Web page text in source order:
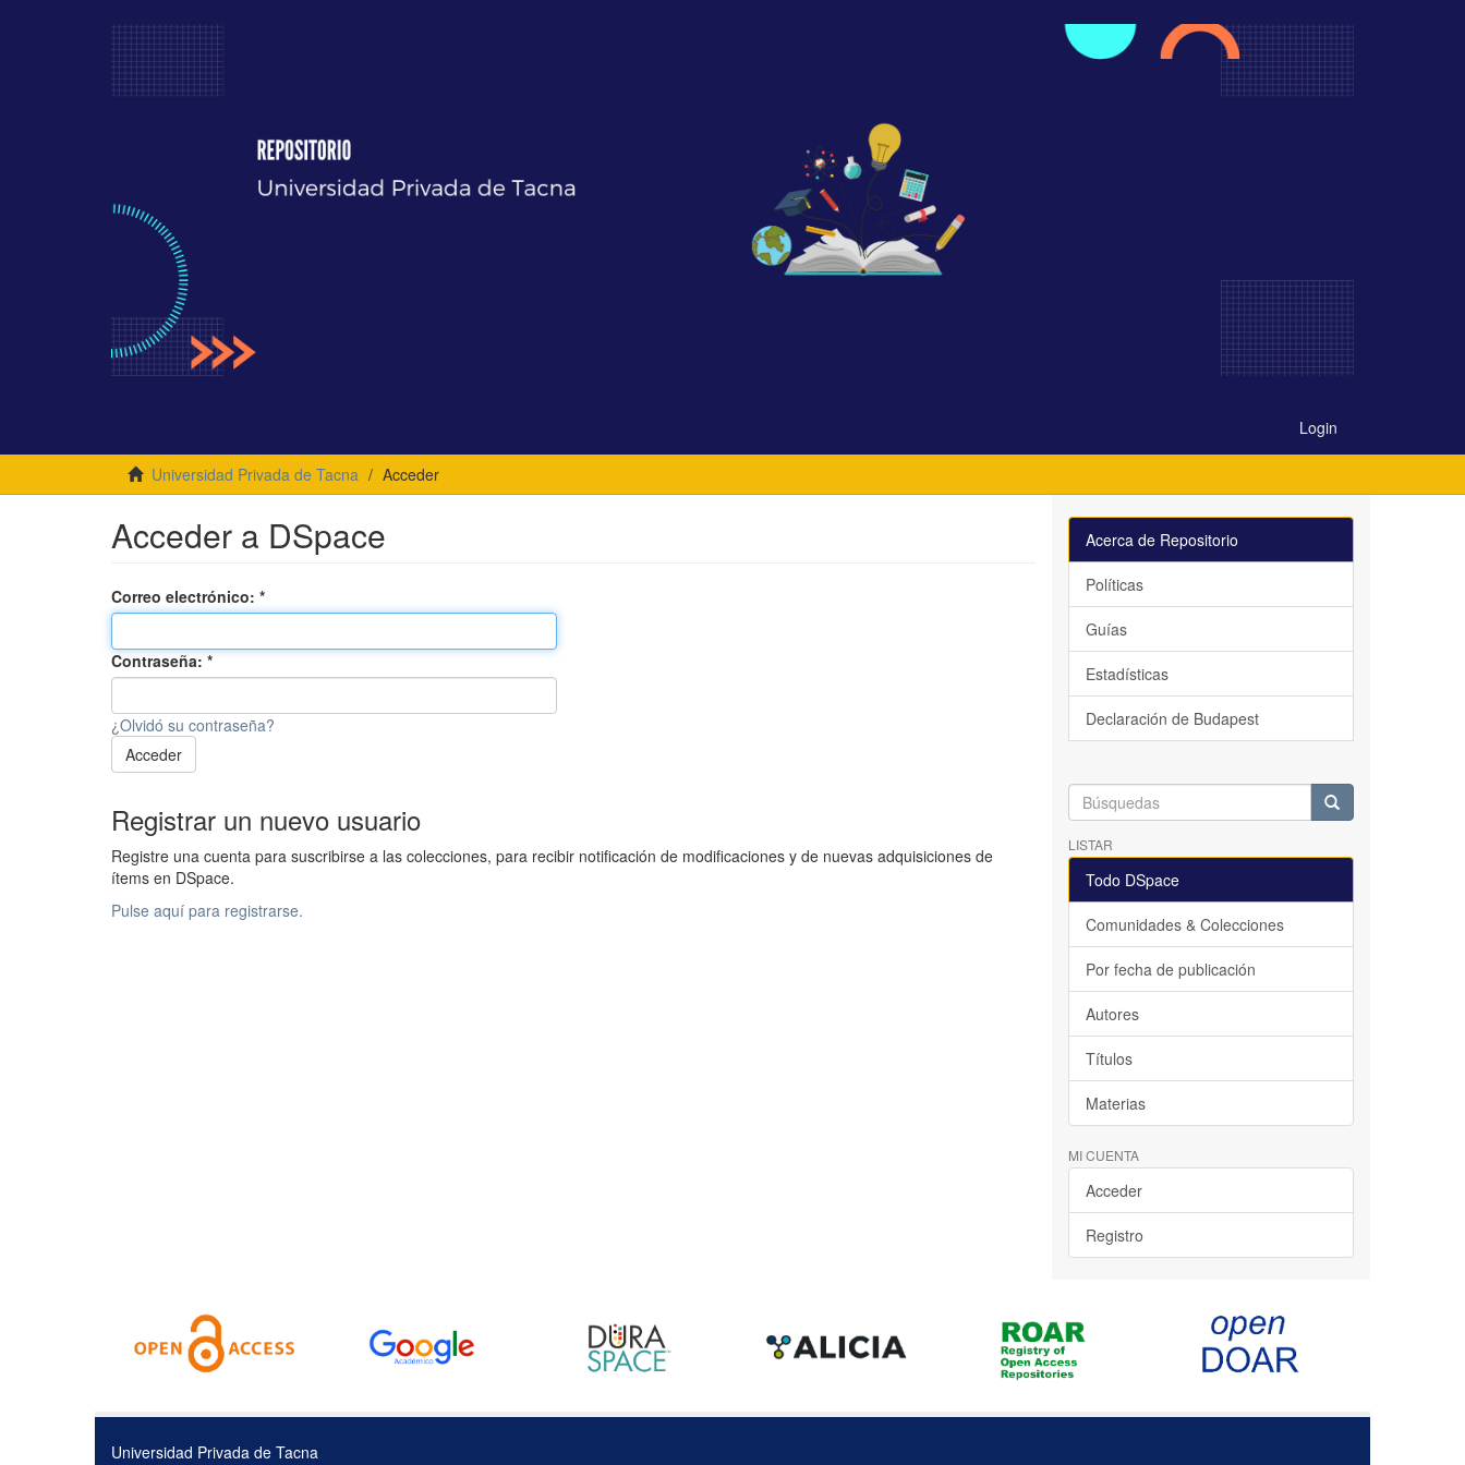
Login
Universidad Privada de Tacna Acceder
Acceder a DSpace
Correo electrónico:
Contraseña:
¿Olvidó su contraseña?
Acceder
Registrar un nuevo usuario
Registre una cuenta para suscribirse a las colecciones, para recibir notificación de modificaciones y de nuevas adquisiciones de
ítems en DSpace.
Pulse aquí para registrarse.
Acerca de Repositorio
Políticas
Guías
Estadísticas
Declaración de Budapest
LISTAR
Todo DSpace
Comunidades & Colecciones
Por fecha de publicación
Autores
Títulos
Materias
MI CUENTA
Acceder
Registro
Universidad Privada de Tacna